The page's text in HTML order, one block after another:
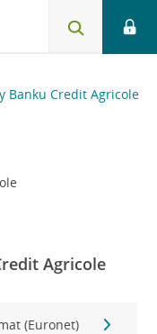
Banku Credit Agricole
Agricole
(Euronet)